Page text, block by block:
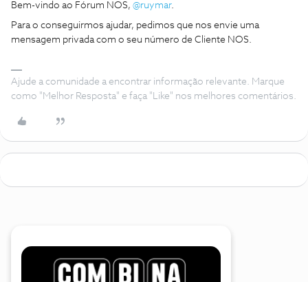
Bem-vindo ao Fórum NOS, @ruymar.
Para o conseguirmos ajudar, pedimos que nos envie uma
mensagem privada com o seu número de Cliente NOS.
Ajude a comunidade a encontrar informação relevante. Marque
como "Melhor Resposta" e faça "Like" nos melhores comentários.